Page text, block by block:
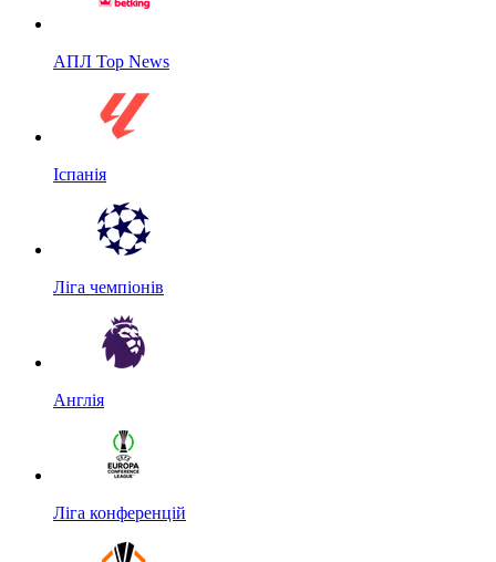
АПЛ Top News
Іспанія
Ліга чемпіонів
Англія
Ліга конференцій